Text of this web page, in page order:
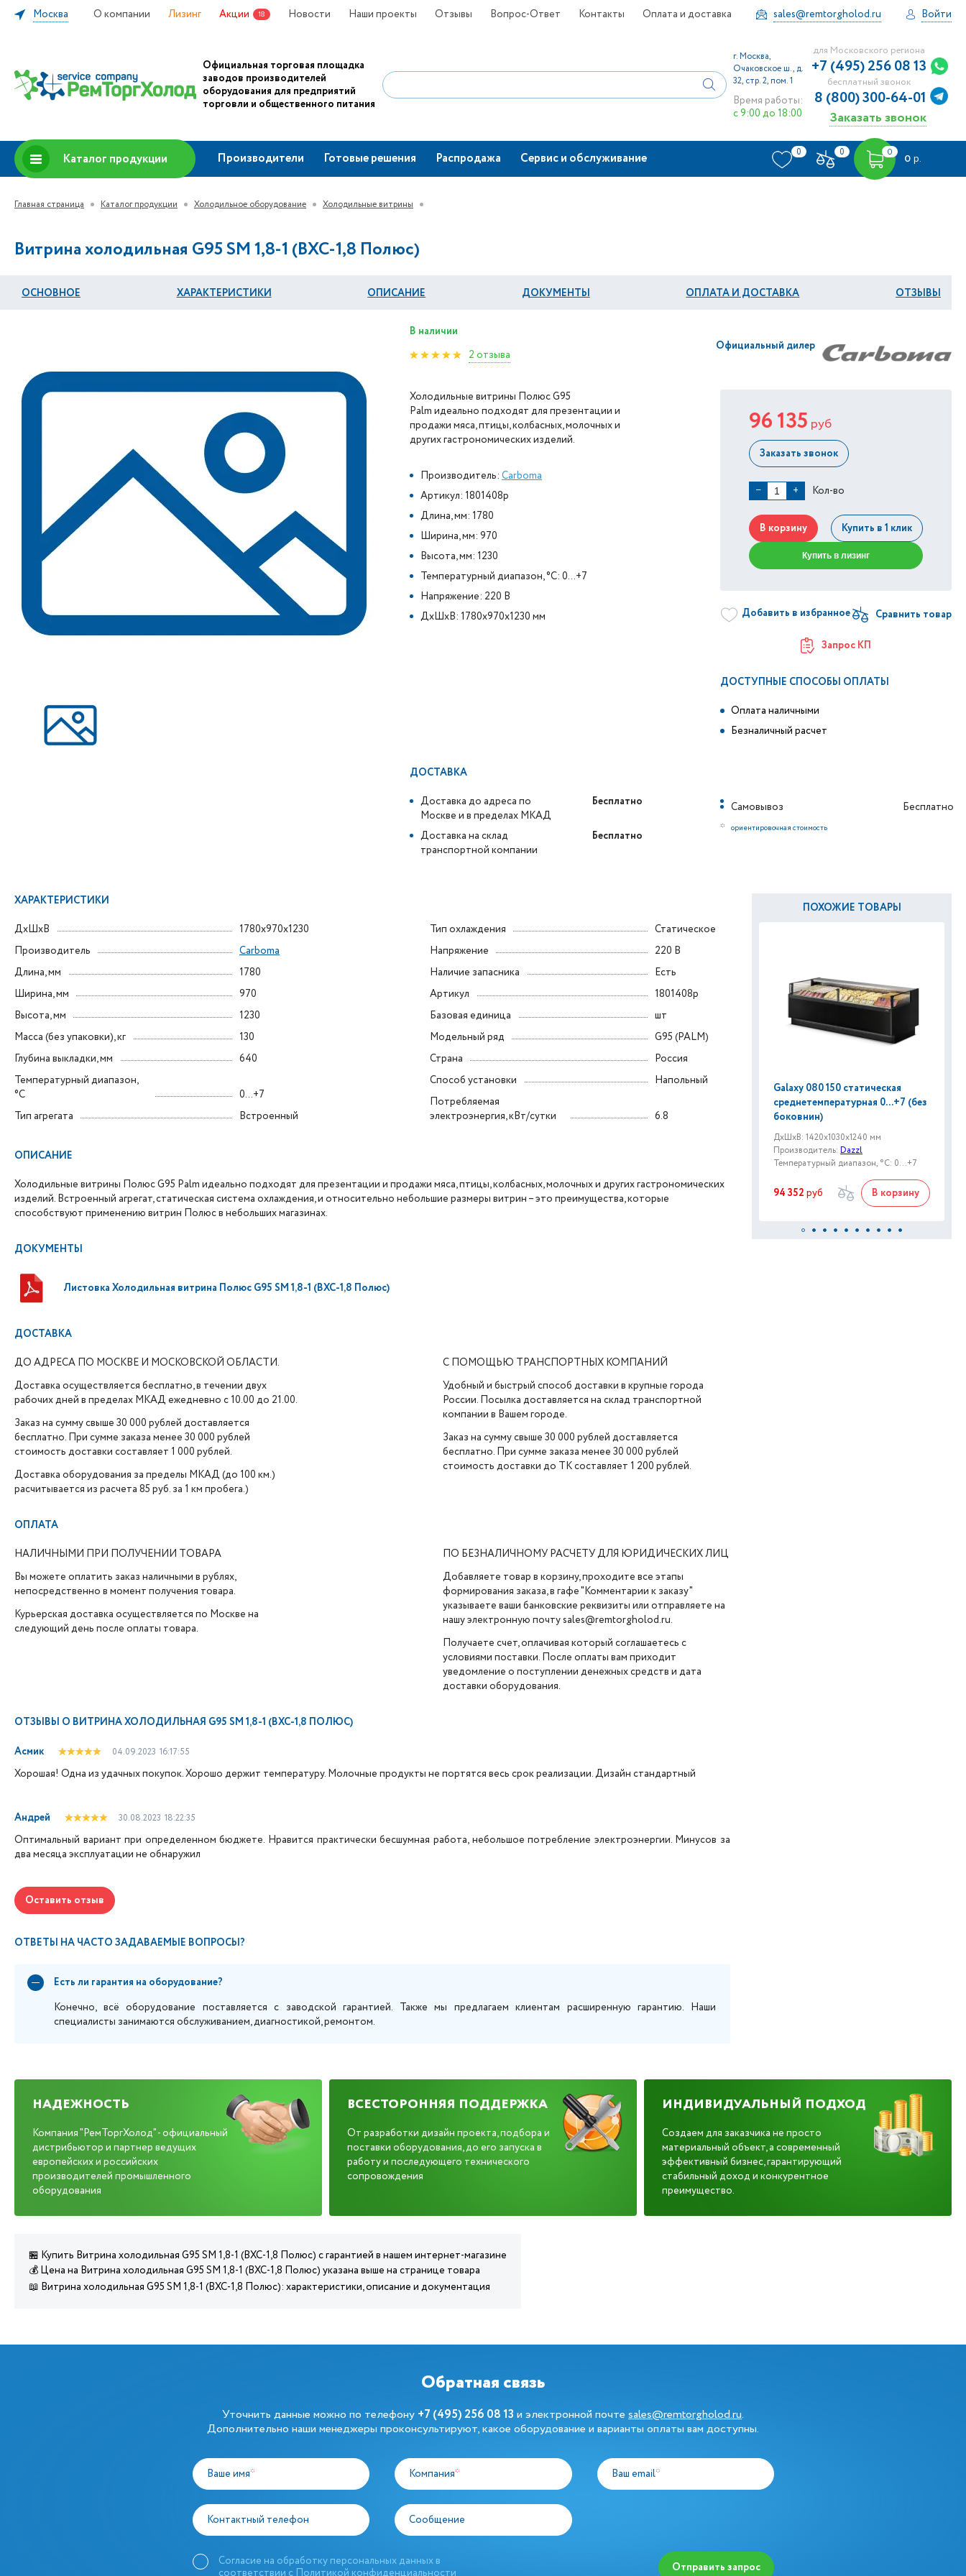
Москва О компании Лизинг Акции 18 Новости Наши проекты Отзывы Вопрос-Ответ Контакты Оплата и доставка sales@remtorgholod.ru Войти
Официальная торговая площадка
заводов производителей
оборудования для предприятий
торговли и общественного питания
г. Москва,
Очаковское ш., д.
32, стр. 2, пом. 1
Время работы:
с 9:00 до 18:00
для Московского региона
+7 (495) 256 08 13
бесплатный звонок
8 (800) 300-64-01
Заказать звонок
Каталог продукции Производители Готовые решения Распродажа Сервис и обслуживание 0 0 0
0 р.
Главная страница Каталог продукции Холодильное оборудование Холодильные витрины
Витрина холодильная G95 SM 1,8-1 (ВХС-1,8 Полюс)
ОСНОВНОЕ ХАРАКТЕРИСТИКИ ОПИСАНИЕ ДОКУМЕНТЫ ОПЛАТА И ДОСТАВКА ОТЗЫВЫ
В наличии
2 отзыва
Официальный дилер
Холодильные витрины Полюс G95
Palm идеально подходят для презентации и
продажи мяса, птицы, колбасных, молочных и
других гастрономических изделий.
Производитель: Carboma
Артикул: 1801408p
Длина, мм: 1780
Ширина, мм: 970
Высота, мм: 1230
Температурный диапазон, °C: 0...+7
Напряжение: 220 В
ДxШxВ: 1780x970x1230 мм
96 135 руб
Заказать звонок
− + Кол-во
В корзину Купить в 1 клик
Купить в лизинг
Добавить в избранное
Запрос КП
ДОСТУПНЫЕ СПОСОБЫ ОПЛАТЫ
Оплата наличными
Безналичный расчет
ДОСТАВКА
Доставка до адреса по
Москве и в пределах МКАД
Бесплатно
Доставка на склад
транспортной компании
Бесплатно
Самовывоз
Бесплатно
* ориентировочная стоимость
ХАРАКТЕРИСТИКИ
ДxШxВ
1780x970x1230
Производитель
Carboma
Длина, мм
1780
Ширина, мм
970
Высота, мм
1230
Масса (без упаковки), кг
130
Глубина выкладки, мм
640
Температурный диапазон,
°C
0...+7
Тип агрегата
Встроенный
Тип охлаждения
Статическое
Напряжение
220 В
Наличие запасника
Есть
Артикул
1801408p
Базовая единица
шт
Модельный ряд
G95 (PALM)
Страна
Россия
Способ установки
Напольный
Потребляемая
электроэнергия, кВт/сутки
6.8
ОПИСАНИЕ
Холодильные витрины Полюс G95 Palm идеально подходят для презентации и продажи мяса, птицы, колбасных, молочных и других гастрономических
изделий. Встроенный агрегат, статическая система охлаждения, и относительно небольшие размеры витрин – это преимущества, которые
способствуют применению витрин Полюс в небольших магазинах.
ДОКУМЕНТЫ
Листовка Холодильная витрина Полюс G95 SM 1,8-1 (ВХС-1,8 Полюс)
ДОСТАВКА
ДО АДРЕСА ПО МОСКВЕ И МОСКОВСКОЙ ОБЛАСТИ.
Доставка осуществляется бесплатно, в течении двух
рабочих дней в пределах МКАД ежедневно с 10.00 до 21.00.
Заказ на сумму свыше 30 000 рублей доставляется
бесплатно. При сумме заказа менее 30 000 рублей
стоимость доставки составляет 1 000 рублей.
Доставка оборудования за пределы МКАД (до 100 км.)
расчитывается из расчета 85 руб. за 1 км пробега.)
С ПОМОЩЬЮ ТРАНСПОРТНЫХ КОМПАНИЙ
Удобный и быстрый способ доставки в крупные города
России. Посылка доставляется на склад транспортной
компании в Вашем городе.
Заказ на сумму свыше 30 000 рублей доставляется
бесплатно. При сумме заказа менее 30 000 рублей
стоимость доставки до ТК составляет 1 200 рублей.
ОПЛАТА
НАЛИЧНЫМИ ПРИ ПОЛУЧЕНИИ ТОВАРА
Вы можете оплатить заказ наличными в рублях,
непосредственно в момент получения товара.
Курьерская доставка осуществляется по Москве на
следующий день после оплаты товара.
ПО БЕЗНАЛИЧНОМУ РАСЧЕТУ ДЛЯ ЮРИДИЧЕСКИХ ЛИЦ
Добавляете товар в корзину, проходите все этапы
формирования заказа, в гафе "Комментарии к заказу"
указываете ваши банковские реквизиты или отправляете на
нашу электронную почту sales@remtorgholod.ru.
Получаете счет, оплачивая который соглашаетесь с
условиями поставки. После оплаты вам приходит
уведомление о поступлении денежных средств и дата
доставки оборудования.
ОТЗЫВЫ О ВИТРИНА ХОЛОДИЛЬНАЯ G95 SM 1,8-1 (ВХС-1,8 ПОЛЮС)
Асмик 04.09.2023 16:17:55
Хорошая! Одна из удачных покупок. Хорошо держит температуру. Молочные продукты не портятся весь срок реализации. Дизайн стандартный
Андрей 30.08.2023 18:22:35
Оптимальный вариант при определенном бюджете. Нравится практически бесшумная работа, небольшое потребление электроэнергии. Минусов за
два месяца эксплуатации не обнаружил
Оставить отзыв
ОТВЕТЫ НА ЧАСТО ЗАДАВАЕМЫЕ ВОПРОСЫ?
Есть ли гарантия на оборудование?
Конечно, всё оборудование поставляется с заводской гарантией. Также мы предлагаем клиентам расширенную гарантию. Наши
специалисты занимаются обслуживанием, диагностикой, ремонтом.
ПОХОЖИЕ ТОВАРЫ
Galaxy 080 150 статическая
среднетемпературная 0...+7 (без
боковнин)
ДxШxВ: 1420x1030x1240 мм
Производитель: Dazzl
Температурный диапазон, °C: 0...+7
94 352 руб В корзину
НАДЕЖНОСТЬ
Компания "РемТоргХолод" - официальный
дистрибьютор и партнер ведущих
европейских и российских
производителей промышленного
оборудования
ВСЕСТОРОННЯЯ ПОДДЕРЖКА
От разработки дизайн проекта, подбора и
поставки оборудования, до его запуска в
работу и последующего технического
сопровождения
ИНДИВИДУАЛЬНЫЙ ПОДХОД
Создаем для заказчика не просто
материальный объект, а современный
эффективный бизнес, гарантирующий
стабильный доход и конкурентное
преимущество.
🏪 Купить Витрина холодильная G95 SM 1,8-1 (ВХС-1,8 Полюс) с гарантией в нашем интернет-магазине
💰 Цена на Витрина холодильная G95 SM 1,8-1 (ВХС-1,8 Полюс) указана выше на странице товара
📖 Витрина холодильная G95 SM 1,8-1 (ВХС-1,8 Полюс): характеристики, описание и документация
Обратная связь
Уточнить данные можно по телефону +7 (495) 256 08 13 и электронной почте sales@remtorgholod.ru.
Дополнительно наши менеджеры проконсультируют, какое оборудование и варианты оплаты вам доступны.
Ваше имя* Компания* Ваш email*
Контактный телефон Сообщение
Согласие на обработку персональных данных в
соответствии с Политикой конфиденциальности Отправить запрос